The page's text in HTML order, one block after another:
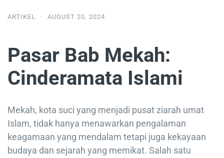
ARTIKEL · AUGUST 20, 2024
Pasar Bab Mekah:
Cinderamata Islami
Mekah, kota suci yang menjadi pusat ziarah umat
Islam, tidak hanya menawarkan pengalaman
keagamaan yang mendalam tetapi juga kekayaan
budaya dan sejarah yang memikat. Salah satu